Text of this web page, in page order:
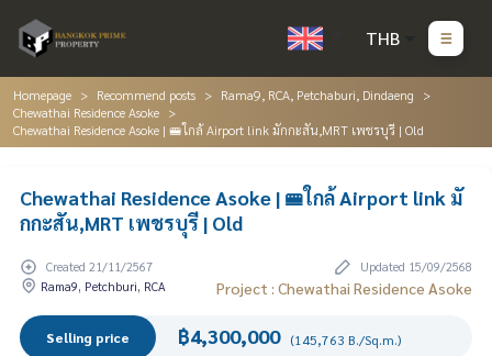
THB
Homepage Recommend posts
Rama9, RCA, Petchaburi, Dindaeng
Chewathai Residence Asoke
Chewathai Residence Asoke | 🚝ใกล้ Airport link มักกะสัน,MRT เพชรบุรี | Old
Chewathai Residence Asoke | 🚝ใกล้ Airport link มั
กกะสัน,MRT เพชรบุรี | Old
Created 21/11/2567
Updated 15/09/2568
Rama9, Petchburi, RCA
Project : Chewathai Residence Asoke
Selling price ฿4,300,000 (145,763 B./Sq.m.)